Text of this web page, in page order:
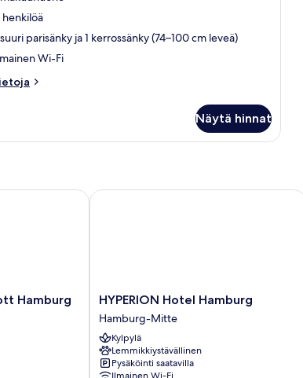
henkilöä
suuri parisänky ja 1 kerrossänky (74–100 cm leveä)
Wi-Fi
Näytä hinnat
Hamburg
City
HYPERION
Hotel
Hamburg
Hamburg-
Mitte
HYPERION Hotel Hamburg
Hamburg-Mitte
Kylpylä
Lemmikkiystävällinen
Pysäköinti saatavilla
HYPERION Hotel Hamburg